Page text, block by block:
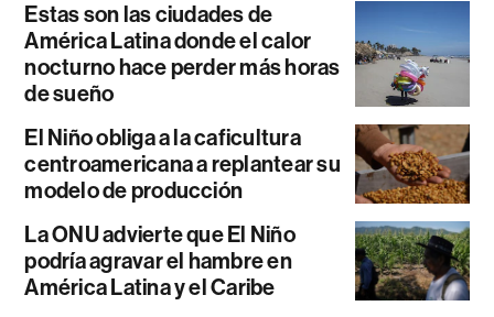
Estas son las ciudades de
América Latina donde el calor
nocturno hace perder más horas
de sueño
El Niño obliga a la caficultura
centroamericana a replantear su
modelo de producción
La ONU advierte que El Niño
podría agravar el hambre en
América Latina y el Caribe